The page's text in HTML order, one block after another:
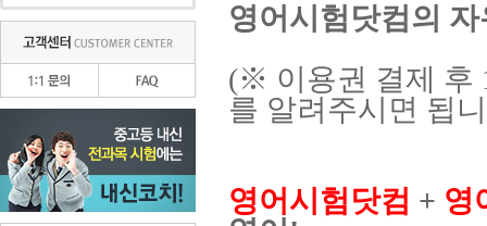
영어시험닷컴의
(※ 이용권 결제 후
를 알려주시면 됩
영어시험닷컴 + 영